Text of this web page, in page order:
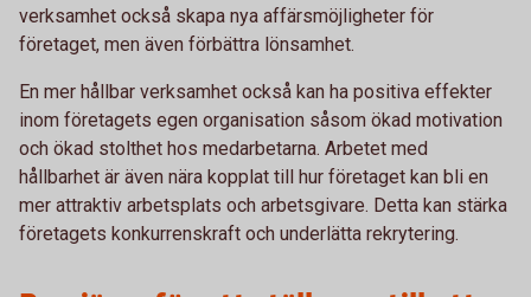
verksamhet också skapa nya affärsmöjligheter för
företaget, men även förbättra lönsamhet.
En mer hållbar verksamhet också kan ha positiva effekter
inom företagets egen organisation såsom ökad motivation
och ökad stolthet hos medarbetarna. Arbetet med
hållbarhet är även nära kopplat till hur företaget kan bli en
mer attraktiv arbetsplats och arbetsgivare. Detta kan stärka
företagets konkurrenskraft och underlätta rekrytering.